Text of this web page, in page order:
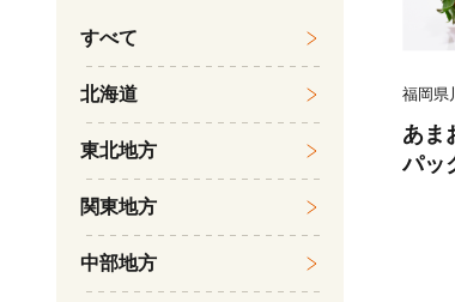
福岡県
あま
パッ
冷
ま
九
すべて
北海道
東北地方
関東地方
中部地方